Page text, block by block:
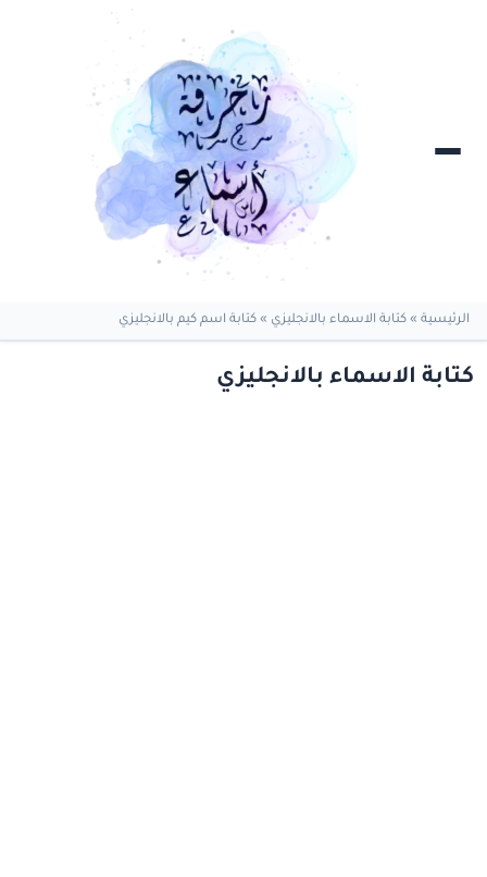
الرئيسية » كتابة الاسماء بالانجليزي » كتابة اسم كيم بالانجليزي
كتابة الاسماء بالانجليزي